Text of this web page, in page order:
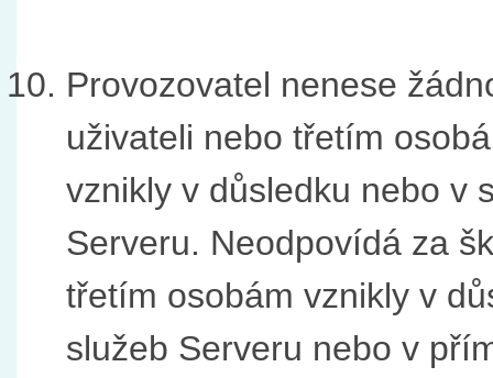
Provozovatel nenese
uživateli nebo třetím
vznikly v důsledku nebo v
Serveru. Neodpovídá za
třetím osobám vznikly v
služeb Serveru nebo v